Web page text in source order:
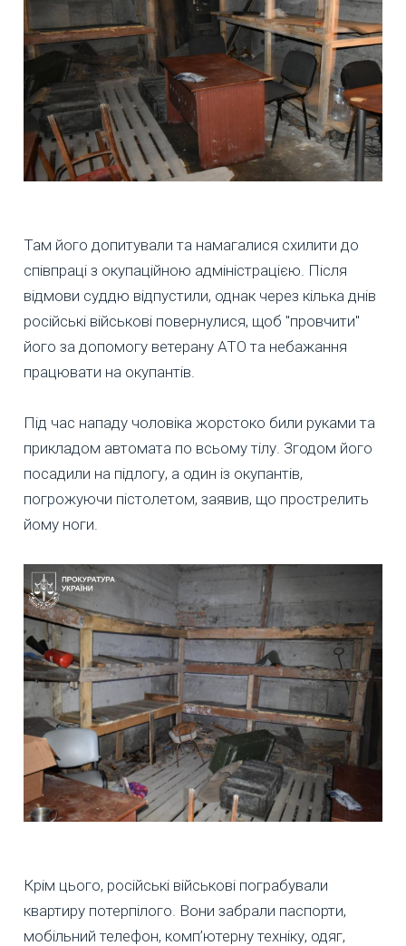
Там його допитували та намагалися схилити до
співпраці з окупаційною адміністрацією. Після
відмови суддю відпустили, однак через кілька днів
російські військові повернулися, щоб "провчити"
його за допомогу ветерану АТО та небажання
працювати на окупантів.
Під час нападу чоловіка жорстоко били руками та
прикладом автомата по всьому тілу. Згодом його
посадили на підлогу, а один із окупантів,
погрожуючи пістолетом, заявив, що прострелить
йому ноги.
Крім цього, російські військові пограбували
квартиру потерпілого. Вони забрали паспорти,
мобільний телефон, комп’ютерну техніку, одяг,